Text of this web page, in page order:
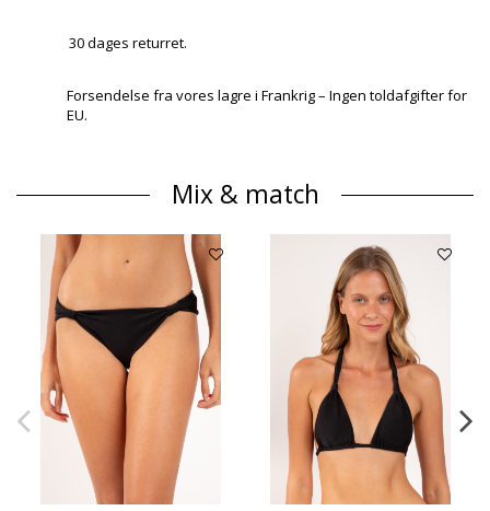
30 dages returret.
Forsendelse fra vores lagre i Frankrig – Ingen toldafgifter for
EU.
Mix & match